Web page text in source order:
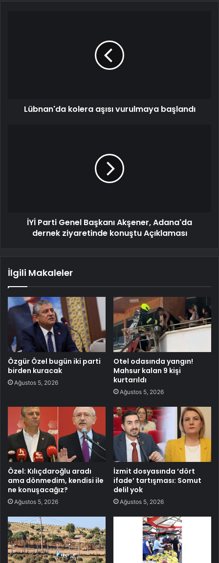
Lübnan'da kolera aşısı vurulmaya başlandı
İYİ Parti Genel Başkanı Akşener, Adana'da
dernek ziyaretinde konuştu Açıklaması
İlgili Makaleler
Özgür Özel bugün iki parti
birden kuracak
Ağustos 5, 2026
Otel odasında yangın!
Mahsur kalan 9 kişi
kurtarıldı
Ağustos 5, 2026
Özel: Kılıçdaroğlu aradı
ama dönmedim, kendisi ile
ne konuşacağız?
Ağustos 5, 2026
İzmit dosyasında ‘dört
ifade’ tartışması: Somut
delil yok
Ağustos 5, 2026